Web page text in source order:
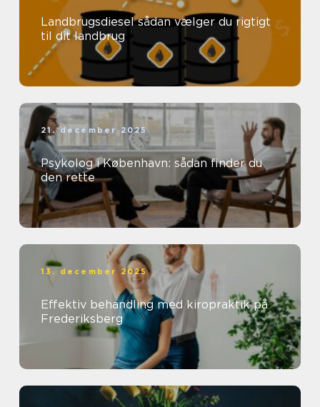
Landbrugsdiesel sådan vælger du rigtigt
til dit landbrug
21. december 2025
Psykolog i København: sådan finder du
den rette
13. december 2025
Effektiv behandling med kiropraktik på
Frederiksberg